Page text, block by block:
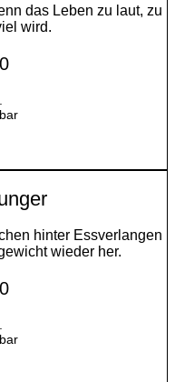
das Leben zu laut, zu
wird.
hinter Essverlangen
wieder her.